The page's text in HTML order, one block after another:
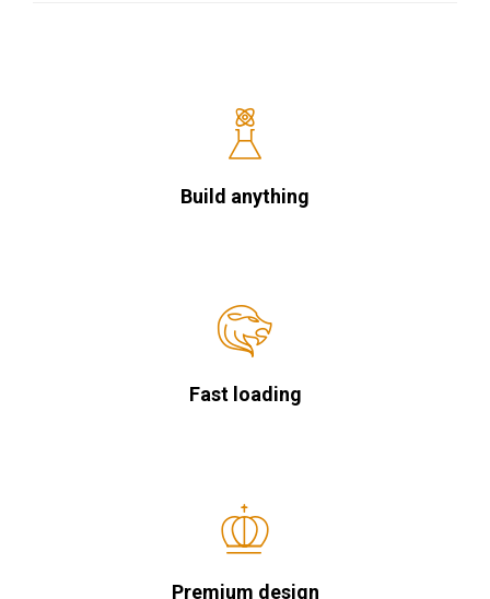
Build anything
Fast loading
Premium design